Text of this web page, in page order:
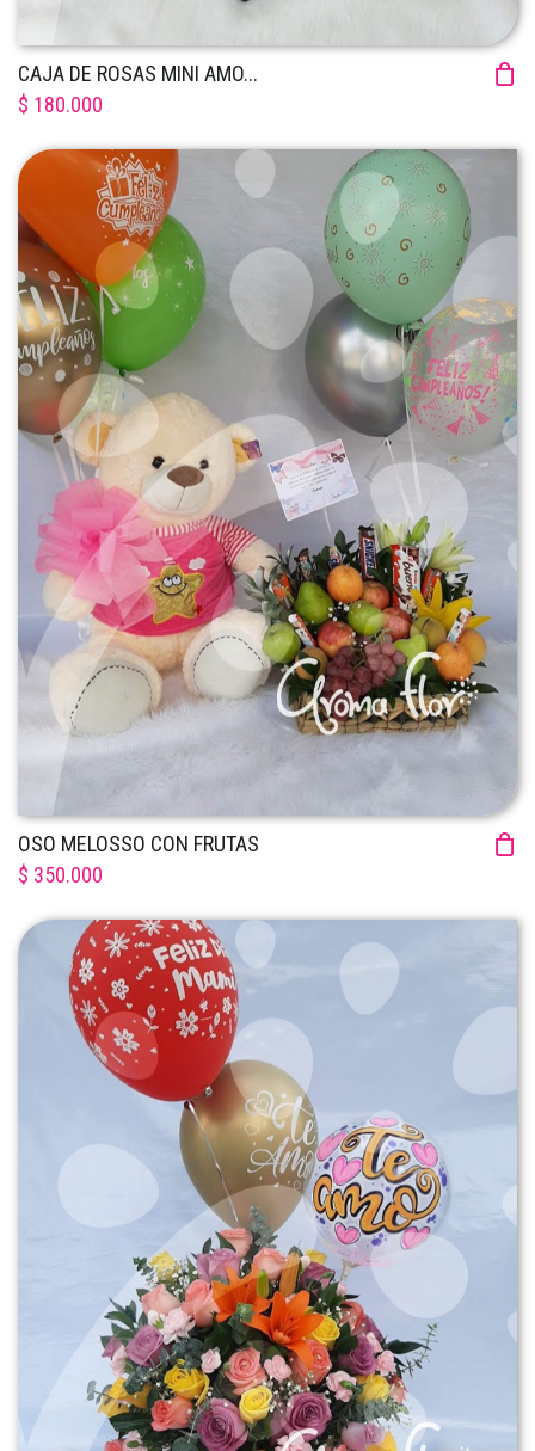
CAJA DE ROSAS MINI AMO...
$ 180.000
OSO MELOSSO CON FRUTAS
$ 350.000